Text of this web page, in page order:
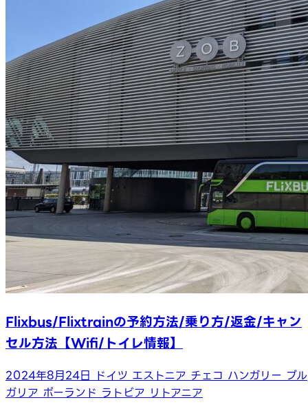
Flixbus/Flixtrainの予約方法/乗り方/返金/キャン
セル方法【Wifi/トイレ情報】
2024年8月24日 ドイツ エストニア チェコ ハンガリー ブル
ガリア ポーランド ラトビア リトアニア